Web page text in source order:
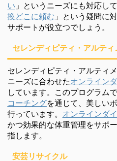
い 」というニーズにも対応し
換どこに頼む 」という疑問に
サポートが役立つでしょう。
セレンディピティ・アルティ
セレンディピティ・アルティ
ニーズに合わせたオンライン
しています。このプログラムで
コーチングを通じて、美しい
行っています。 オンラインダ
かつ効果的な体重管理をサポ
指します。
安芸リサイクル